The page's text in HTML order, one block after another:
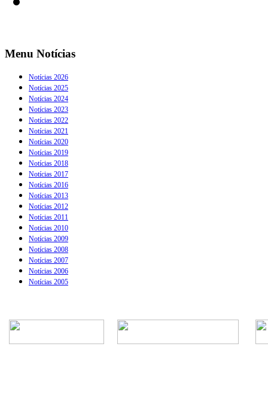
Menu Notícias
Notícias 2026
Notícias 2025
Notícias 2024
Notícias 2023
Notícias 2022
Notícias 2021
Notícias 2020
Notícias 2019
Notícias 2018
Notícias 2017
Notícias 2016
Notícias 2013
Notícias 2012
Notícias 2011
Notícias 2010
Notícias 2009
Notícias 2008
Notícias 2007
Notícias 2006
Notícias 2005